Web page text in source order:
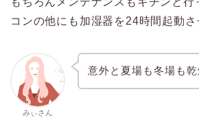
コンの他にも加湿器を24時間起動さ
みぃさん
意外と夏場も冬場も